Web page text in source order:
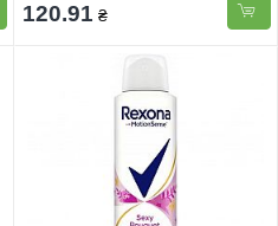
120.91 ₴